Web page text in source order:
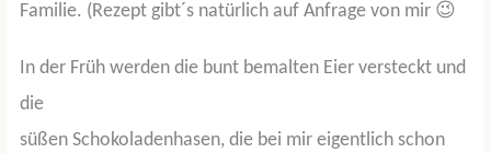
Familie. (Rezept gibt´s natürlich auf Anfrage von mir 😉
In der Früh werden die bunt bemalten Eier versteckt und
die
süßen Schokoladenhasen, die bei mir eigentlich schon